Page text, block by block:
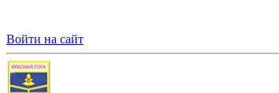
Войти на сайт